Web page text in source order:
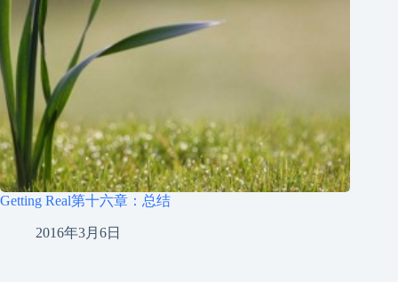
Getting Real第十六章：总结
2016年3月6日